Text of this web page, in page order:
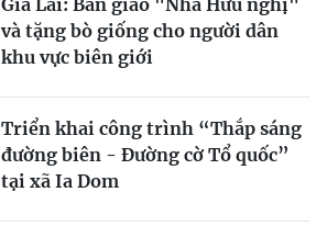
và tặng bò giống cho người dân
khu vực biên giới
Triển khai công trình “Thắp sáng
đường biên - Đường cờ Tổ quốc”
tại xã Ia Dom